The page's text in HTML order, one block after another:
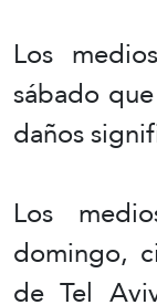
Los
sábado
daños
Los
domingo,
de Tel